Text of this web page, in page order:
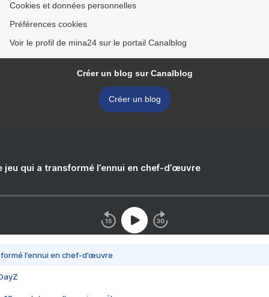
Cookies et données personnelles
Préférences cookies
Voir le profil de mina24 sur le portail Canalblog
Créer un blog sur Canalblog
Créer un blog
jeu qui a transformé l’ennui en chef-d’œuvre
l’ennui en chef-d’œuvre